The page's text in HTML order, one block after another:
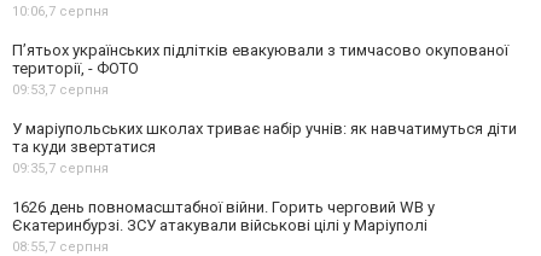
10:06,7 серпня
П’ятьох українських підлітків евакуювали з тимчасово окупованої
території, - ФОТО
09:53,7 серпня
У маріупольських школах триває набір учнів: як навчатимуться діти
та куди звертатися
09:35,7 серпня
1626 день повномасштабної війни. Горить черговий WB у
Єкатеринбурзі. ЗСУ атакували військові цілі у Маріуполі
08:55,7 серпня